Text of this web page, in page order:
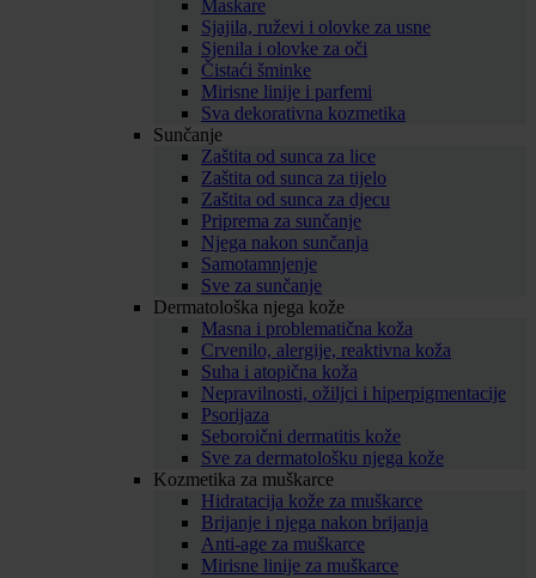
Maskare
Sjajila, ruževi i olovke za usne
Sjenila i olovke za oči
Čistaći šminke
Mirisne linije i parfemi
Sva dekorativna kozmetika
Sunčanje
Zaštita od sunca za lice
Zaštita od sunca za tijelo
Zaštita od sunca za djecu
Priprema za sunčanje
Njega nakon sunčanja
Samotamnjenje
Sve za sunčanje
Dermatološka njega kože
Masna i problematična koža
Crvenilo, alergije, reaktivna koža
Suha i atopična koža
Nepravilnosti, ožiljci i hiperpigmentacije
Psorijaza
Seboroični dermatitis kože
Sve za dermatološku njega kože
Kozmetika za muškarce
Hidratacija kože za muškarce
Brijanje i njega nakon brijanja
Anti-age za muškarce
Mirisne linije za muškarce